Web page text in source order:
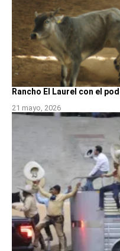
Rancho El Laurel con el
21 mayo, 2026